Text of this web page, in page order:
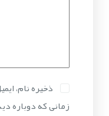
ذخیره نام،
زمانی که دوباره